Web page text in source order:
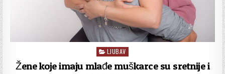
Posted
in
LJUBAV
Žene koje imaju mlađe muškarce su sretnije i